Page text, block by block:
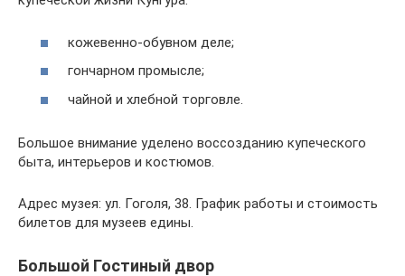
кожевенно-обувном деле;
гончарном промысле;
чайной и хлебной торговле.
Большое внимание уделено воссозданию купеческого
быта, интерьеров и костюмов.
Адрес музея: ул. Гоголя, 38. График работы и стоимость
билетов для музеев едины.
Большой Гостиный двор